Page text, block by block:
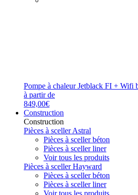
Pompe à chaleur Jetblack FI + Wifi
à partir de
849,00€
Construction
Construction
Pièces à sceller Astral
Pièces à sceller béton
Pièces à sceller liner
Voir tous les produits
Pièces à sceller Hayward
Pièces à sceller béton
Pièces à sceller liner
Voir tous les produits